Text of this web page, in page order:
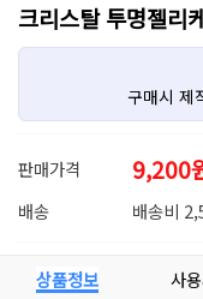
크리스탈 투명젤리
구매시 제
판매가격 9,200
배송 배송비
상품정보 사